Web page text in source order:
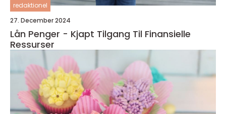
redaktionel
27. December 2024
Lån Penger - Kjapt Tilgang Til Finansielle
Ressurser